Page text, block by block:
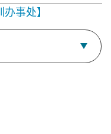
事处】